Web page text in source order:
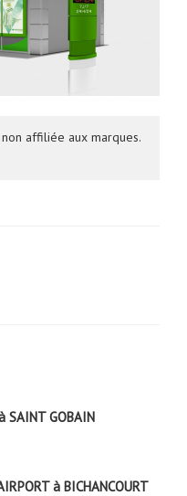
affiliée aux marques.
SAINT GOBAIN
à BICHANCOURT